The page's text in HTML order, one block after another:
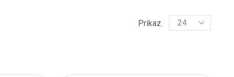
Prikaz